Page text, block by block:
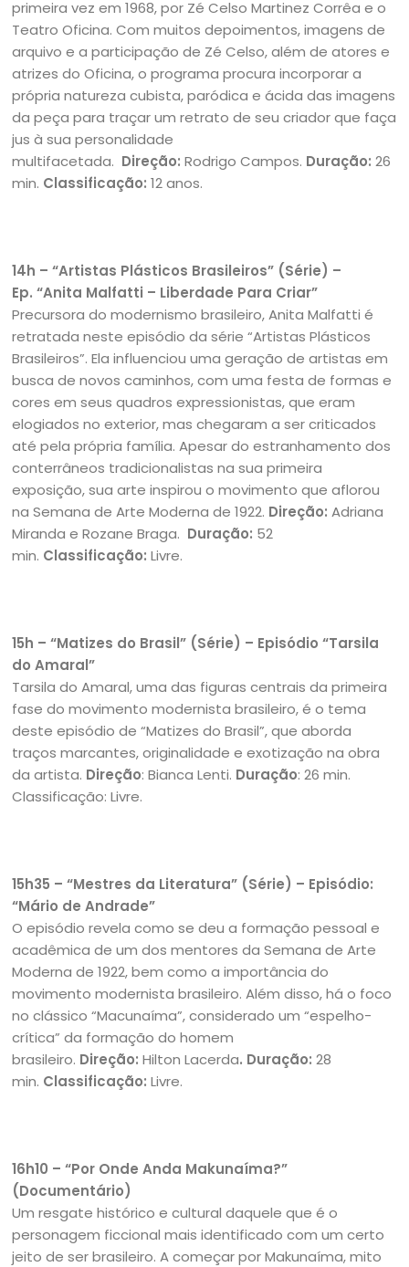
primeira vez em 1968, por Zé Celso Martinez Corrêa e o
Teatro Oficina. Com muitos depoimentos, imagens de
arquivo e a participação de Zé Celso, além de atores e
atrizes do Oficina, o programa procura incorporar a
própria natureza cubista, paródica e ácida das imagens
da peça para traçar um retrato de seu criador que faça
jus à sua personalidade
multifacetada. Direção:Rodrigo Campos. Duração: 26
min. Classificação: 12 anos.
14h – “Artistas Plásticos Brasileiros” (Série) –
Ep.“Anita Malfatti – Liberdade Para Criar”
Precursora do modernismo brasileiro, Anita Malfatti é
retratada neste episódio da série “Artistas Plásticos
Brasileiros”. Ela influenciou uma geração de artistas em
busca de novos caminhos, com uma festa de formas e
cores em seus quadros expressionistas, que eram
elogiados no exterior, mas chegaram a ser criticados
até pela própria família. Apesar do estranhamento dos
conterrâneos tradicionalistas na sua primeira
exposição, sua arte inspirou o movimento que aflorou
na Semana de Arte Moderna de 1922. Direção: Adriana
Miranda e Rozane Braga. Duração: 52
min. Classificação: Livre.
15h – “Matizes do Brasil” (Série) – Episódio “Tarsila
do Amaral”
Tarsila do Amaral, uma das figuras centrais da primeira
fase do movimento modernista brasileiro, é o tema
deste episódio de “Matizes do Brasil”, que aborda
traços marcantes, originalidade e exotização na obra
da artista. Direção: Bianca Lenti. Duração: 26 min.
Classificação: Livre.
15h35 – “Mestres da Literatura” (Série) – Episódio:
“Mário de Andrade”
O episódio revela como se deu a formação pessoal e
acadêmica de um dos mentores da Semana de Arte
Moderna de 1922, bem como a importância do
movimento modernista brasileiro. Além disso, há o foco
no clássico “Macunaíma”, considerado um “espelho-
crítica” da formação do homem
brasileiro. Direção:Hilton Lacerda. Duração: 28
min. Classificação: Livre.
16h10 – “Por Onde Anda Makunaíma?”
(Documentário)
Um resgate histórico e cultural daquele que é o
personagem ficcional mais identificado com um certo
jeito de ser brasileiro. A começar por Makunaíma, mito